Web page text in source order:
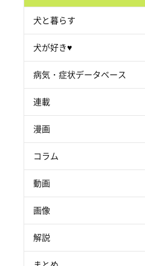
犬と暮らす
犬が好き♥
病気・症状データベース
連載
漫画
コラム
動画
画像
解説